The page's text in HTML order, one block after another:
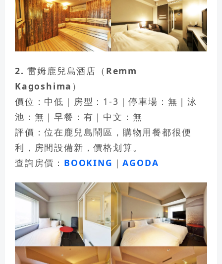
2. 雷姆鹿兒島酒店（Remm
Kagoshima）
價位：中低｜房型：1-3｜停車場：無｜泳
池：無｜早餐：有｜中文：無
評價：位在鹿兒島鬧區，購物用餐都很便
利，房間設備新，價格划算。
查詢房價： BOOKING ｜AGODA